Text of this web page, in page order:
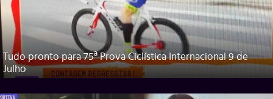
Tudo pronto para 75ª Prova Ciclística Internacional 9 de
Julho